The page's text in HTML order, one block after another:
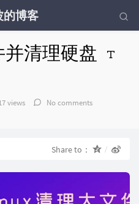
的博客
并清理硬盘
views
No comments
Share to：